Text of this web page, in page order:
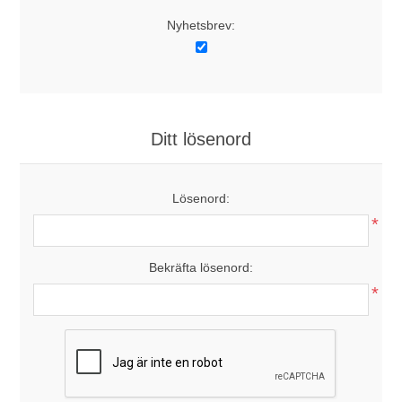
Nyhetsbrev:
Ditt lösenord
Lösenord:
*
Bekräfta lösenord:
*